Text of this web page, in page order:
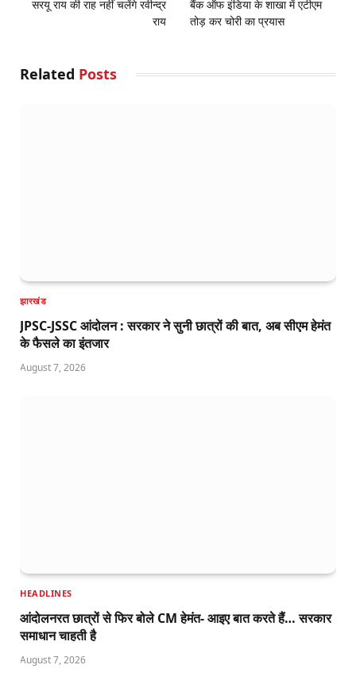
सरयू राय की राह नहीं चलेंगे रवीन्द्र
राय
बैंक ऑफ इंडिया के शाखा में एटीएम
तोड़ कर चोरी का प्रयास
Related Posts
झारखंड
JPSC-JSSC आंदोलन : सरकार ने सुनी छात्रों की बात, अब सीएम हेमंत
के फैसले का इंतजार
August 7, 2026
HEADLINES
आंदोलनरत छात्रों से फिर बोले CM हेमंत- आइए बात करते हैं… सरकार
समाधान चाहती है
August 7, 2026